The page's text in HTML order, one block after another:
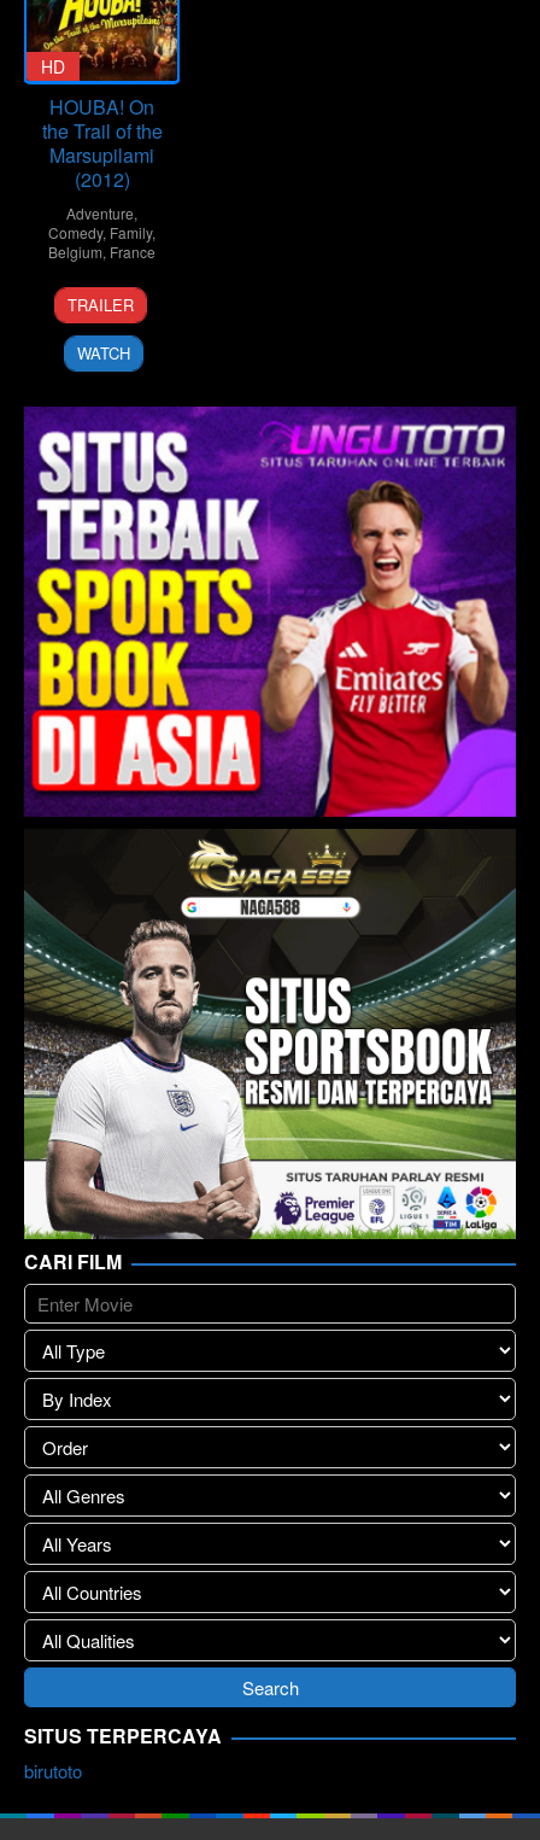
HD
HOUBA! On
the Trail of the
Marsupilami
(2012)
Adventure,
Comedy, Family,
Belgium, France
3
Apr
2012
Alain
Chabat
TRAILER
WATCH
CARI FILM
SITUS TERPERCAYA
birutoto